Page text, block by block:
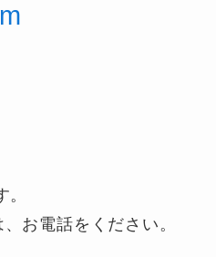
。
お電話をください。